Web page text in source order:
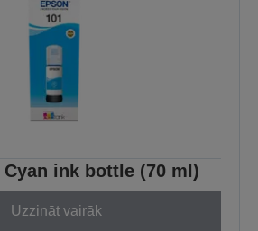
Cyan ink bottle (70 ml)
Uzzināt vairāk